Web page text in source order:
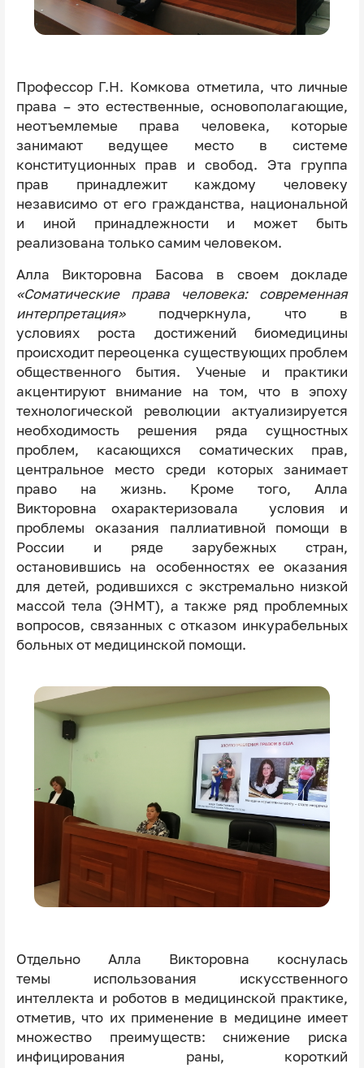
Профессор Г.Н. Комкова отметила, что личные
права – это естественные, основополагающие,
неотъемлемые права человека, которые
занимают ведущее место в системе
конституционных прав и свобод. Эта группа
прав принадлежит каждому человеку
независимо от его гражданства, национальной
и иной принадлежности и может быть
реализована только самим человеком.
Алла Викторовна Басова в своем докладе
«Соматические права человека: современная
интерпретация»подчеркнула, что в
условиях роста достижений биомедицины
происходит переоценка существующих проблем
общественного бытия. Ученые и практики
акцентируют внимание на том, что в эпоху
технологической революции актуализируется
необходимость решения ряда сущностных
проблем, касающихся соматических прав,
центральное место среди которых занимает
право на жизнь. Кроме того, Алла
Викторовна охарактеризовала условия и
проблемы оказания паллиативной помощи в
России и ряде зарубежных стран,
остановившись на особенностях ее оказания
для детей, родившихся с экстремально низкой
массой тела (ЭНМТ), а также ряд проблемных
вопросов, связанных с отказом инкурабельных
больных от медицинской помощи.
Отдельно Алла Викторовна коснулась
темы использования искусственного
интеллекта и роботов в медицинской практике,
отметив, что их применение в медицине имеет
множество преимуществ: снижение риска
инфицирования раны, короткий